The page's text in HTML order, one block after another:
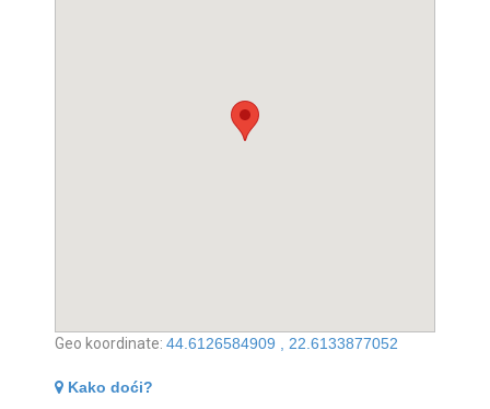
Geo koordinate: 44.6126584909 , 22.6133877052
Kako doći?